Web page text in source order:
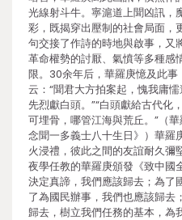
光線射斗牛。寧滬道上聞凶訊，
彩，既揭穿出壓制的社會局面，
句交接了作詩的時地與啟事，又
革命權勢的討厭、氣憤等多種感
限。30余年后，華羅庚憶及此事
云：“聞君大方拍案起，愧我庸
先烈獻白頭。”“白頭獻給古代化
可埋骨，哪管江海與荒丘。”（
念聞一多義士八十生日》）華羅
火浸禮，彼此之間的友誼耐久彌
夜學任教的華羅庚頒發《致中國
決定真諦，我們應該歸去；為了
了為國民辦事，我們也應該歸去
歸去，樹立我們任務的基本，為